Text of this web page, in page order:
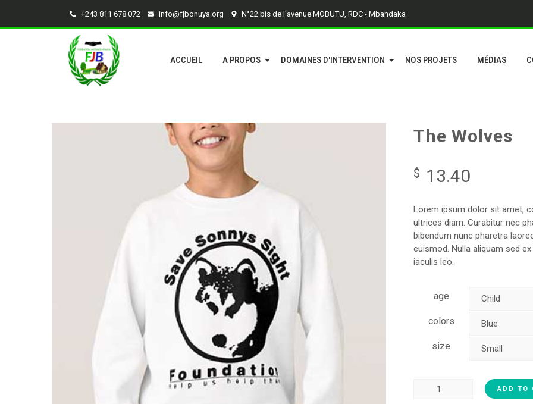
+243 811 678 072 info@fjbonuya.org N°22 bis de l’avenue MOBUTU, RDC - Mbandaka
ACCUEIL A PROPOS DOMAINES D'INTERVENTION NOS PROJETS MÉDIAS
The Wolves
$ 13.40
Lorem ipsum dolor sit amet,
ultrices diam. Curabitur nec
bibendum nunc pharetra
euismod. Nulla aliquam sed
iaculis leo.
age
colors
size
ADD TO